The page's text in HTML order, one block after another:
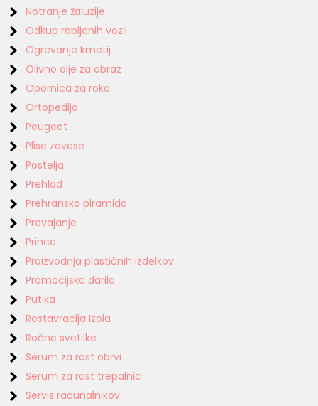
Notranje žaluzije
Odkup rabljenih vozil
Ogrevanje kmetij
Olivno olje za obraz
Opornica za roko
Ortopedija
Peugeot
Plise zavese
Postelja
Prehlad
Prehranska piramida
Prevajanje
Prince
Proizvodnja plastičnih izdelkov
Promocijska darila
Putika
Restavracija Izola
Ročne svetilke
Serum za rast obrvi
Serum za rast trepalnic
Servis računalnikov